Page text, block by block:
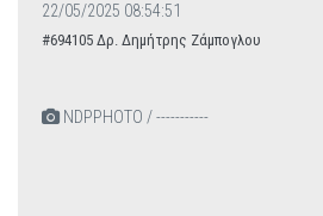
22/05/2025 08:54:51
#694105 Δρ. Δημήτρης Ζάμπογλου
NDPPHOTO / -----------